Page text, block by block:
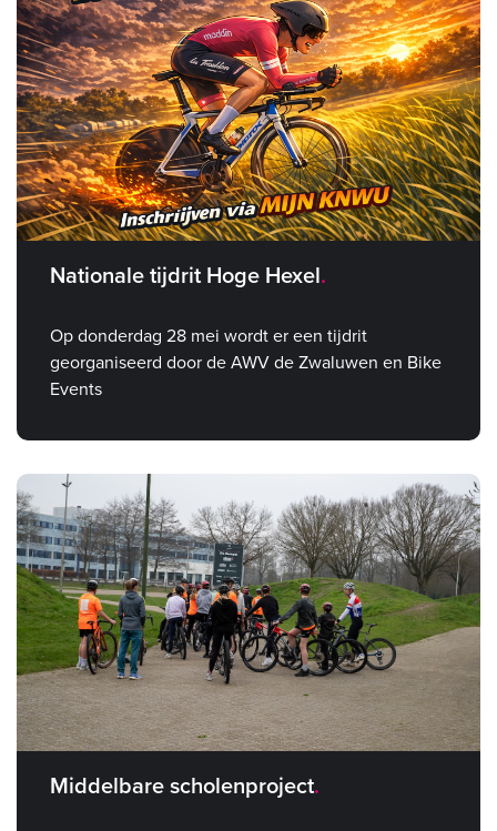
Nationale tijdrit Hoge Hexel
Op donderdag 28 mei wordt er een tijdrit
georganiseerd door de AWV de Zwaluwen en Bike
Events
Middelbare scholenproject